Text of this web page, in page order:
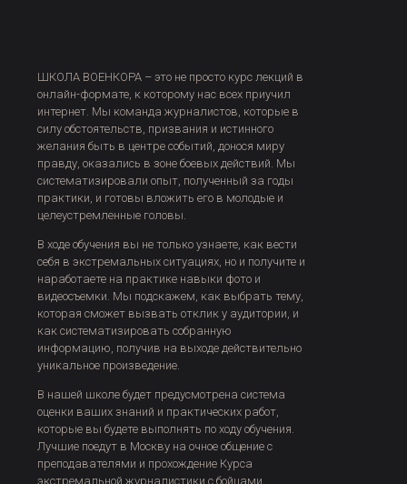
ШКОЛА ВОЕНКОРА – это не просто курс лекций в
онлайн-формате, к которому нас всех приучил
интернет. Мы команда журналистов, которые в
силу обстоятельств, призвания и истинного
желания быть в центре событий, донося миру
правду, оказались в зоне боевых действий. Мы
систематизировали опыт, полученный за годы
практики, и готовы вложить его в молодые и
целеустремленные головы.
В ходе обучения вы не только узнаете, как вести
себя в экстремальных ситуациях, но и получите и
наработаете на практике навыки фото и
видеосъемки. Мы подскажем, как выбрать тему,
которая сможет вызвать отклик у аудитории, и
как систематизировать собранную
информацию, получив на выходе действительно
уникальное произведение.
В нашей школе будет предусмотрена система
оценки ваших знаний и практических работ,
которые вы будете выполнять по ходу обучения.
Лучшие поедут в Москву на очное общение с
преподавателями и прохождение Курса
экстремальной журналистики с бойцами